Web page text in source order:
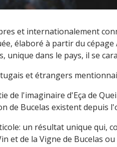
et internationalement
élaboré à partir du
unique dans le pays, il se
et étrangers
de l'imaginaire d'Eça de
de Bucelas existent depuis
un résultat unique qui,
et de la Vigne de Bucelas